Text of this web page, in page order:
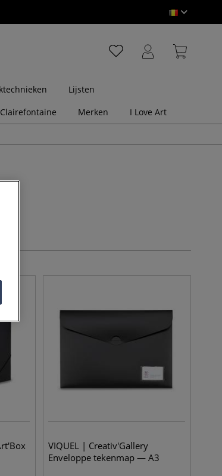
Lijsten
Clairefontaine Merken I Love Art
VIQUEL | Creativ'Gallery
Enveloppe tekenmap — A3